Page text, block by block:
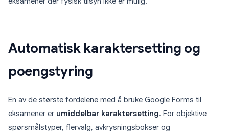
Automatisk karaktersetting og
poengstyring
En av de største fordelene med å bruke Google Forms til
eksamener er umiddelbar karaktersetting. For objektive
spørsmålstyper, flervalg, avkrysningsbokser og